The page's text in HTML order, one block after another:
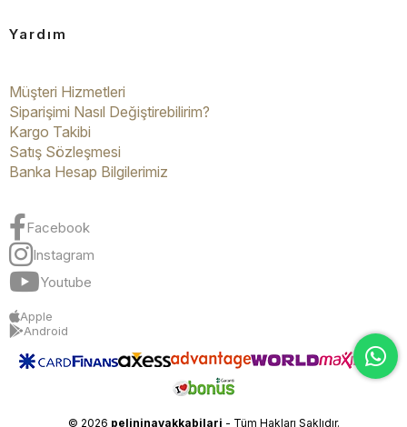
Yardım
Müşteri Hizmetleri
Siparişimi Nasıl Değiştirebilirim?
Kargo Takibi
Satış Sözleşmesi
Banka Hesap Bilgilerimiz
Facebook
Instagram
Youtube
Apple
Android
© 2026 pelininayakkabilari - Tüm Hakları Saklıdır.